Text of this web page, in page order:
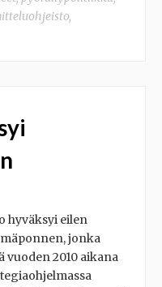
,
hyväksyi eilen
jonka
vuoden 2010 aikana